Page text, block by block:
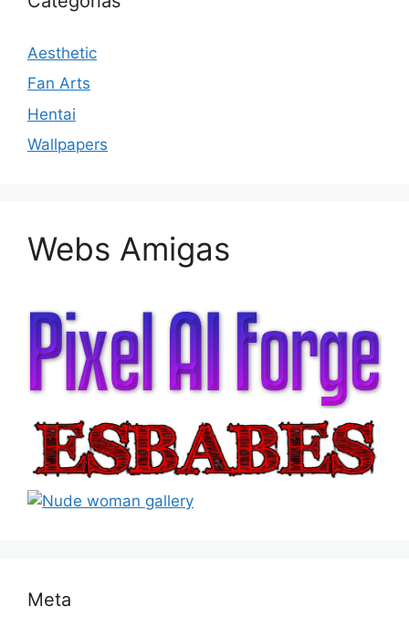
Aesthetic
Fan Arts
Hentai
Wallpapers
Webs Amigas
Meta